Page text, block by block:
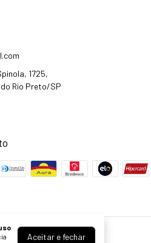
Aceitar e fechar
1725,
Rio Preto/SP